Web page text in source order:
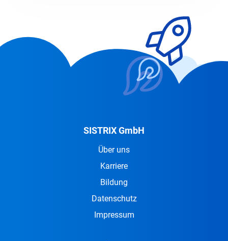
SISTRIX GmbH
Über uns
Karriere
Bildung
Datenschutz
Impressum